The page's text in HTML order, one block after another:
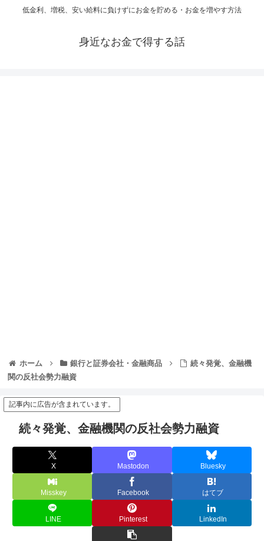
低金利、増税、安い給料に負けずにお金を貯める・お金を増やす方法
身近なお金で得する話
ホーム 銀行と証券会社・金融商品
続々発覚、金融機
関の反社会勢力融資
記事内に広告が含まれています。
続々発覚、金融機関の反社会勢力融資
X Mastodon Bluesky
Misskey Facebook はてブ
LINE Pinterest LinkedIn